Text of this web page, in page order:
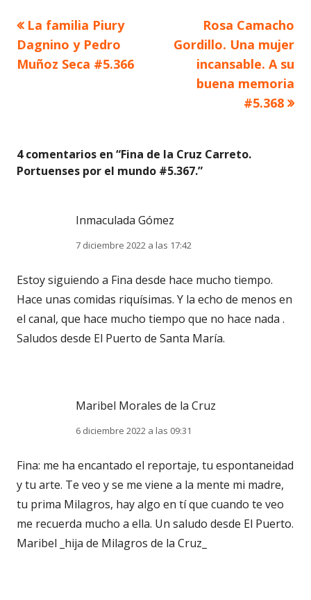
Navegación
de
Artículo
anterior
La familia Piury
Dagnino y Pedro
Muñoz Seca #5.366
Artículo
siguiente
Rosa Camacho
Gordillo. Una mujer
incansable. A su
buena memoria
#5.368
4 comentarios en “Fina de la Cruz Carreto.
Portuenses por el mundo #5.367.”
Inmaculada Gómez
7 diciembre 2022 a las 17:42
Estoy siguiendo a Fina desde hace mucho tiempo.
Hace unas comidas riquísimas. Y la echo de menos en
el canal, que hace mucho tiempo que no hace nada .
Saludos desde El Puerto de Santa María.
Maribel Morales de la Cruz
6 diciembre 2022 a las 09:31
Fina: me ha encantado el reportaje, tu espontaneidad
y tu arte. Te veo y se me viene a la mente mi madre,
tu prima Milagros, hay algo en tí que cuando te veo
me recuerda mucho a ella. Un saludo desde El Puerto.
Maribel _hija de Milagros de la Cruz_